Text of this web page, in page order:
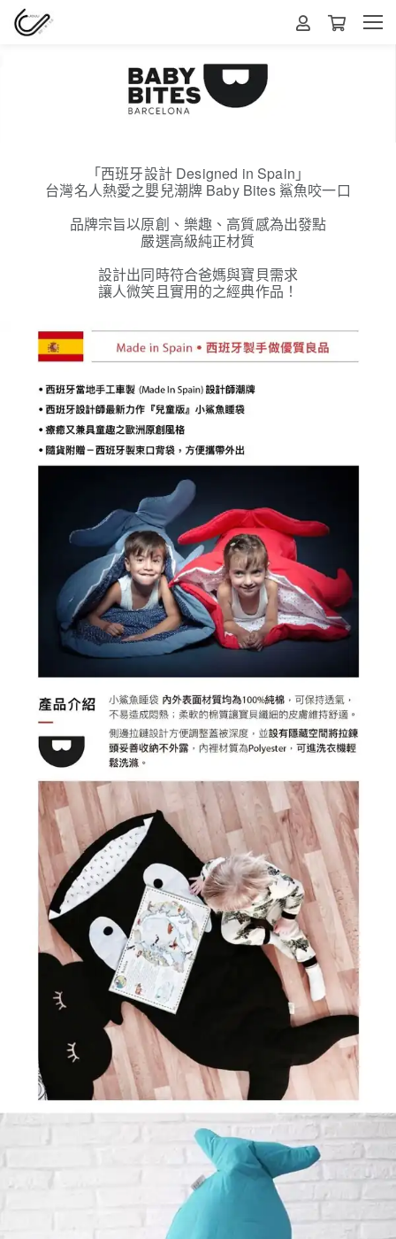
「西班牙設計 Designed in Spain」
台灣名人熱愛之嬰兒潮牌 Baby Bites 鯊魚咬一口
品牌宗旨以原創、樂趣、高質感為出發點
嚴選高級純正材質
設計出同時符合爸媽與寶貝需求
讓人微笑且實用的之經典作品！